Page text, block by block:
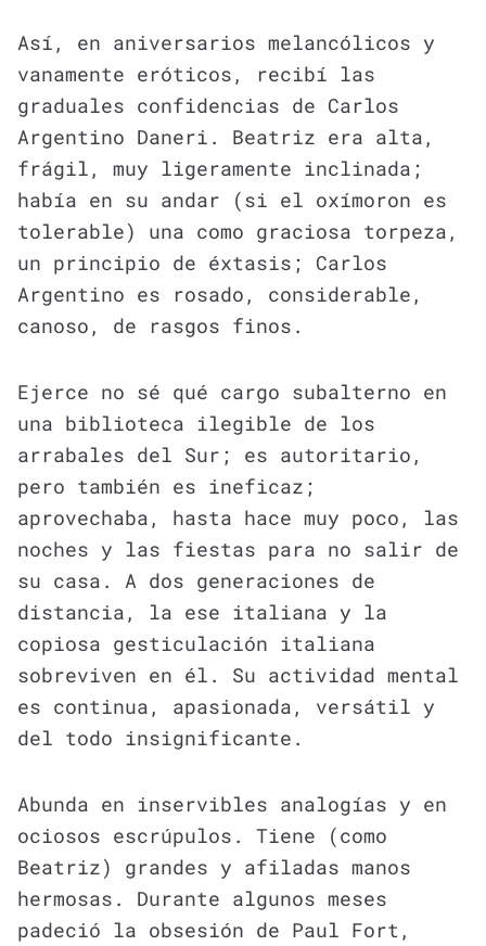
Así, en aniversarios melancólicos y
vanamente eróticos, recibí las
graduales confidencias de Carlos
Argentino Daneri. Beatriz era alta,
frágil, muy ligeramente inclinada;
había en su andar (si el oxímoron es
tolerable) una como graciosa torpeza,
un principio de éxtasis; Carlos
Argentino es rosado, considerable,
canoso, de rasgos finos.
Ejerce no sé qué cargo subalterno en
una biblioteca ilegible de los
arrabales del Sur; es autoritario,
pero también es ineficaz;
aprovechaba, hasta hace muy poco, las
noches y las fiestas para no salir de
su casa. A dos generaciones de
distancia, la ese italiana y la
copiosa gesticulación italiana
sobreviven en él. Su actividad mental
es continua, apasionada, versátil y
del todo insignificante.
Abunda en inservibles analogías y en
ociosos escrúpulos. Tiene (como
Beatriz) grandes y afiladas manos
hermosas. Durante algunos meses
padeció la obsesión de Paul Fort,